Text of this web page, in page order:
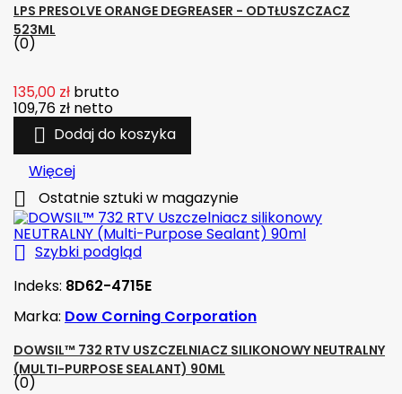
LPS PRESOLVE ORANGE DEGREASER - ODTŁUSZCZACZ
523ML
(0)
135,00 zł brutto
109,76 zł netto
 Dodaj do koszyka
Więcej
 Ostatnie sztuki w magazynie
 Szybki podgląd
Indeks: 8D62-4715E
Marka: Dow Corning Corporation
DOWSIL™ 732 RTV USZCZELNIACZ SILIKONOWY NEUTRALNY
(MULTI-PURPOSE SEALANT) 90ML
(0)